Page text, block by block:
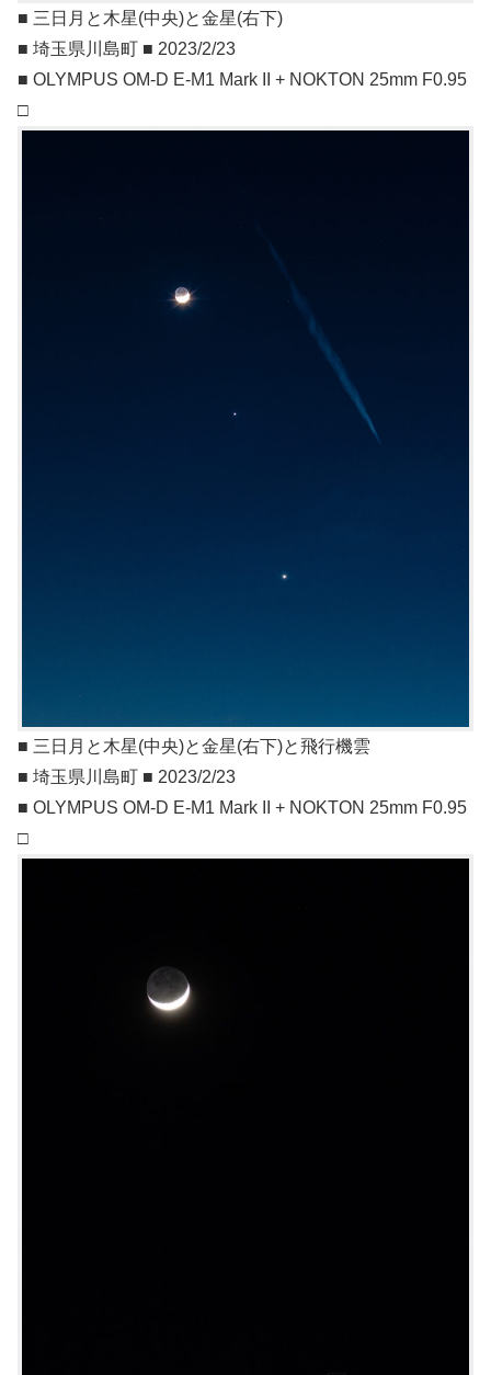
■ 三日月と木星(中央)と金星(右下)
■ 埼玉県川島町 ■ 2023/2/23
■ OLYMPUS OM-D E-M1 Mark II + NOKTON 25mm F0.95
□
■ 三日月と木星(中央)と金星(右下)と飛行機雲
■ 埼玉県川島町 ■ 2023/2/23
■ OLYMPUS OM-D E-M1 Mark II + NOKTON 25mm F0.95
□